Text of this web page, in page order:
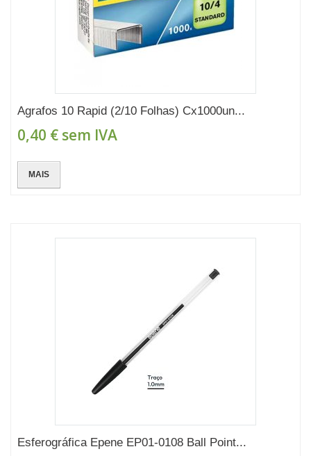
Agrafos 10 Rapid (2/10 Folhas) Cx1000un...
0,40 € sem IVA
MAIS
Esferográfica Epene EP01-0108 Ball Point...